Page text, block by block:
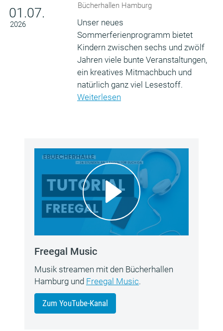
01.07.
2026
Bücherhallen Hamburg
Unser neues
Sommerferienprogramm bietet
Kindern zwischen sechs und zwölf
Jahren viele bunte Veranstaltungen,
ein kreatives Mitmachbuch und
natürlich ganz viel Lesestoff.
Weiterlesen
Freegal Music
Musik streamen mit den Bücherhallen
Hamburg und Freegal Music.
Zum YouTube-Kanal